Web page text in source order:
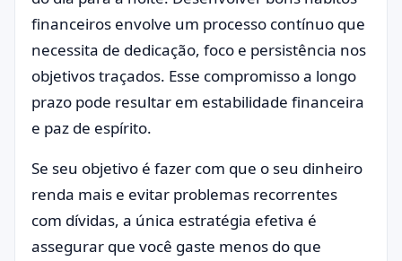
financeiros envolve um processo contínuo que
necessita de dedicação, foco e persistência nos
objetivos traçados. Esse compromisso a longo
prazo pode resultar em estabilidade financeira
e paz de espírito.
Se seu objetivo é fazer com que o seu dinheiro
renda mais e evitar problemas recorrentes
com dívidas, a única estratégia efetiva é
assegurar que você gaste menos do que